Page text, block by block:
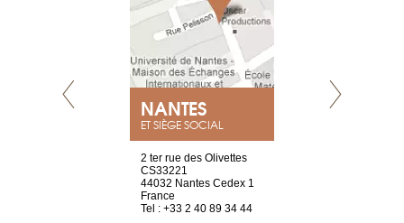
NANTES
ET SIÈGE SOCIAL
2 ter rue des Olivettes
CS33221
44032 Nantes Cedex 1
France
Tel : +33 2 40 89 34 44